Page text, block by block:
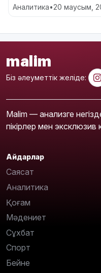
Аналитика•20 маусым,
malim
Біз әлеуметтік желіде:
Malim — анализге
пікірлер мен эксклюзив
Айдарлар
Саясат
Аналитика
Қоғам
Мәдениет
Сұхбат
Спорт
Бейне